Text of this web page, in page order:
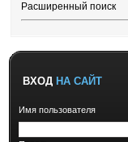
Расширенный поиск
ВХОД НА САЙТ
Имя пользователя